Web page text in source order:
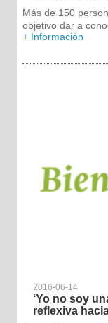
Más de 150
objetivo dar a
+ Información
2016-06-14
‘Yo no soy
reflexiva